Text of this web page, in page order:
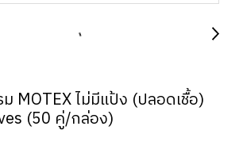
MOTEX ไม่มีแป้ง (ปลอดเชื้อ)
(50 คู่/กล่อง)